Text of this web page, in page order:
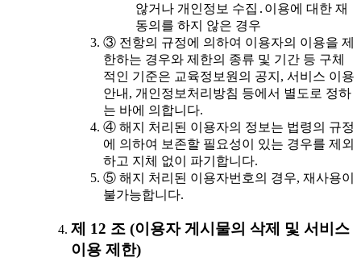
않거나 개인정보 수집․이용에 대한 재
동의를 하지 않은 경우
③ 전항의 규정에 의하여 이용자의 이용을 제
한하는 경우와 제한의 종류 및 기간 등 구체
적인 기준은 교육정보원의 공지, 서비스 이용
안내, 개인정보처리방침 등에서 별도로 정하
는 바에 의합니다.
④ 해지 처리된 이용자의 정보는 법령의 규정
에 의하여 보존할 필요성이 있는 경우를 제외
하고 지체 없이 파기합니다.
⑤ 해지 처리된 이용자번호의 경우, 재사용이
불가능합니다.
제 12 조 (이용자 게시물의 삭제 및 서비스
이용 제한)